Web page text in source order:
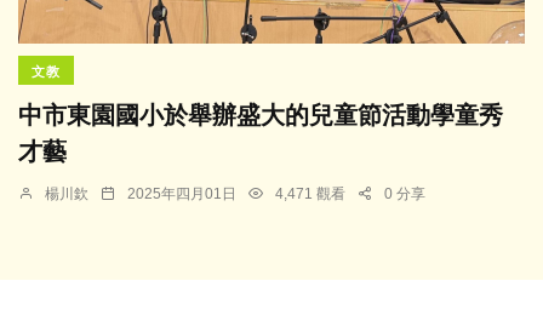
文教
中市東園國小於舉辦盛大的兒童節活動學童秀
才藝
楊川欽 2025年四月01日 4,471 觀看 0 分享